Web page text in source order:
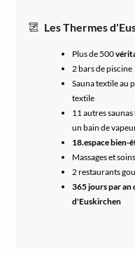
Les Thermes
Plus de 500
2 bars de piscine
Sauna textile au
textile
11 autres
un bain de
18.espace bien-
Massages et
2 restaurants
365 jours par an
d'Euskirchen